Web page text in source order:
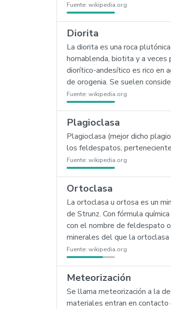
Fuente: wikipedia.org
Diorita
La diorita es una roca
hornablenda, biotita y a veces
diorítico-andesítico es rico en
de orogenia. Se suelen
Fuente: wikipedia.org
Plagioclasa
Plagioclasa (mejor dicho
los feldespatos,
Fuente: wikipedia.org
Ortoclasa
La ortoclasa u ortosa es un
de Strunz. Con fórmula
con el nombre de feldespato
minerales del que la ortoclasa
Fuente: wikipedia.org
Meteorización
Se llama meteorización a la
materiales entran en contacto